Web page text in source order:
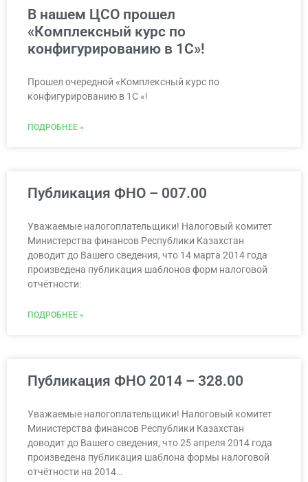
В нашем ЦСО прошел
«Комплексный курс по
конфигурированию в 1С»!
Прошел очередной «Комплексный курс по
конфигурированию в 1С «!
ПОДРОБНЕЕ »
Публикация ФНО – 007.00
Уважаемые налогоплательщики! Налоговый комитет
Министерства финансов Республики Казахстан
доводит до Вашего сведения, что 14 марта 2014 года
произведена публикация шаблонов форм налоговой
отчётности:
ПОДРОБНЕЕ »
Публикация ФНО 2014 – 328.00
Уважаемые налогоплательщики! Налоговый комитет
Министерства финансов Республики Казахстан
доводит до Вашего сведения, что 25 апреля 2014 года
произведена публикация шаблона формы налоговой
отчётности на 2014…